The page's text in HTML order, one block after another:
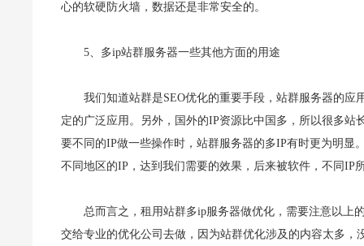
心的软硬防火墙，数据还是非常安全的。
5、多ip站群服务器一些其他方面的用途
我们知道站群是SEO优化的重要手段，站群服务器的
定的广泛应用。另外，国外的IP资源比中国多，所以很多
要不同的IP做一些操作时，站群服务器的多IP有时更为明
不同地区的IP，达到我们需要的效果，后来被软件，不同IP
总而言之，租用站群多ip服务器做优化，需要注意以上
交给专业的优化公司去做，因为站群优化涉及的内容太多